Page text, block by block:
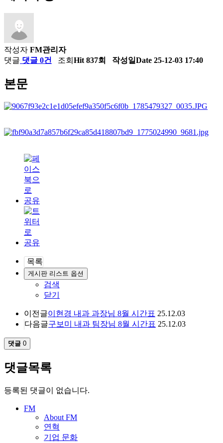
작성자 FM관리자
댓글 댓글 0건 조회 Hit 837회 작성일Date 25-12-03 17:40
본문
목록
게시판 리스트 옵션
검색
닫기
이전글이현경 내과 과장님 8월 시간표 25.12.03
다음글구보미 내과 팀장님 8월 시간표 25.12.03
댓글 0
댓글목록
등록된 댓글이 없습니다.
FM
About FM
연혁
기업 문화